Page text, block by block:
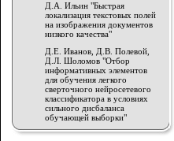
Д.А. Ильин "Быстрая
локализация текстовых полей
на изображения документов
низкого качества"
Д.Е. Иванов, Д.В. Полевой,
Д.Л. Шоломов "Отбор
информативных элементов
для обучения легкого
сверточного нейросетевого
классификатора в условиях
сильного дисбаланса
обучающей выборки"